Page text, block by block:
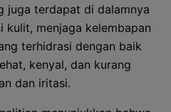
juga terdapat di dalamnya
kulit, menjaga kelembapan
terhidrasi dengan baik
kenyal, dan kurang
dan iritasi.